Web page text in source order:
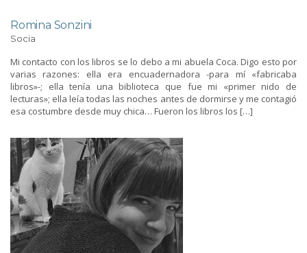
Romina Sonzini
Socia
Mi contacto con los libros se lo debo a mi abuela Coca. Digo esto por
varias razones: ella era encuadernadora -para mí «fabricaba
libros»-; ella tenía una biblioteca que fue mi «primer nido de
lecturas»; ella leía todas las noches antes de dormirse y me contagió
esa costumbre desde muy chica… Fueron los libros los […]